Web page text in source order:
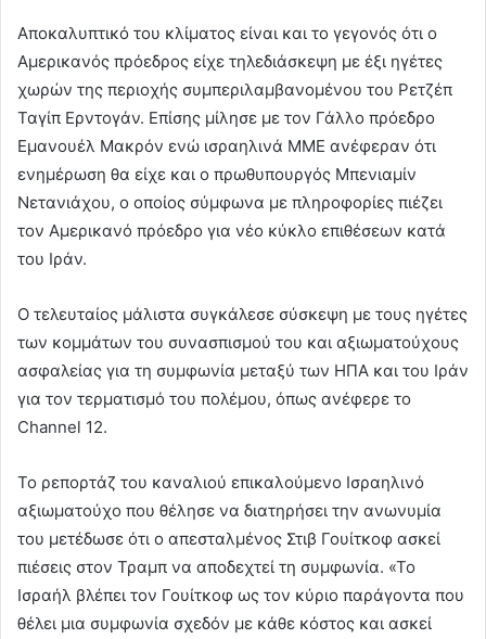
Αποκαλυπτικό του κλίματος είναι και το γεγονός ότι ο
Αμερικανός πρόεδρος είχε τηλεδιάσκεψη με έξι ηγέτες
χωρών της περιοχής συμπεριλαμβανομένου του Ρετζέπ
Ταγίπ Ερντογάν. Επίσης μίλησε με τον Γάλλο πρόεδρο
Εμανουέλ Μακρόν ενώ ισραηλινά ΜΜΕ ανέφεραν ότι
ενημέρωση θα είχε και ο πρωθυπουργός Μπενιαμίν
Νετανιάχου, ο οποίος σύμφωνα με πληροφορίες πιέζει
τον Αμερικανό πρόεδρο για νέο κύκλο επιθέσεων κατά
του Ιράν.
Ο τελευταίος μάλιστα συγκάλεσε σύσκεψη με τους ηγέτες
των κομμάτων του συνασπισμού του και αξιωματούχους
ασφαλείας για τη συμφωνία μεταξύ των ΗΠΑ και του Ιράν
για τον τερματισμό του πολέμου, όπως ανέφερε το
Channel 12.
Το ρεπορτάζ του καναλιού επικαλούμενο Ισραηλινό
αξιωματούχο που θέλησε να διατηρήσει την ανωνυμία
του μετέδωσε ότι ο απεσταλμένος Στιβ Γουίτκοφ ασκεί
πιέσεις στον Τραμπ να αποδεχτεί τη συμφωνία. «Το
Ισραήλ βλέπει τον Γουίτκοφ ως τον κύριο παράγοντα που
θέλει μια συμφωνία σχεδόν με κάθε κόστος και ασκεί